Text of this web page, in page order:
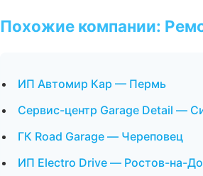
Похожие компании:
ИП Автомир Кар — Пермь
Сервис-центр Garage Detail —
ГК Road Garage — Череповец
ИП Electro Drive — Ростов-на-